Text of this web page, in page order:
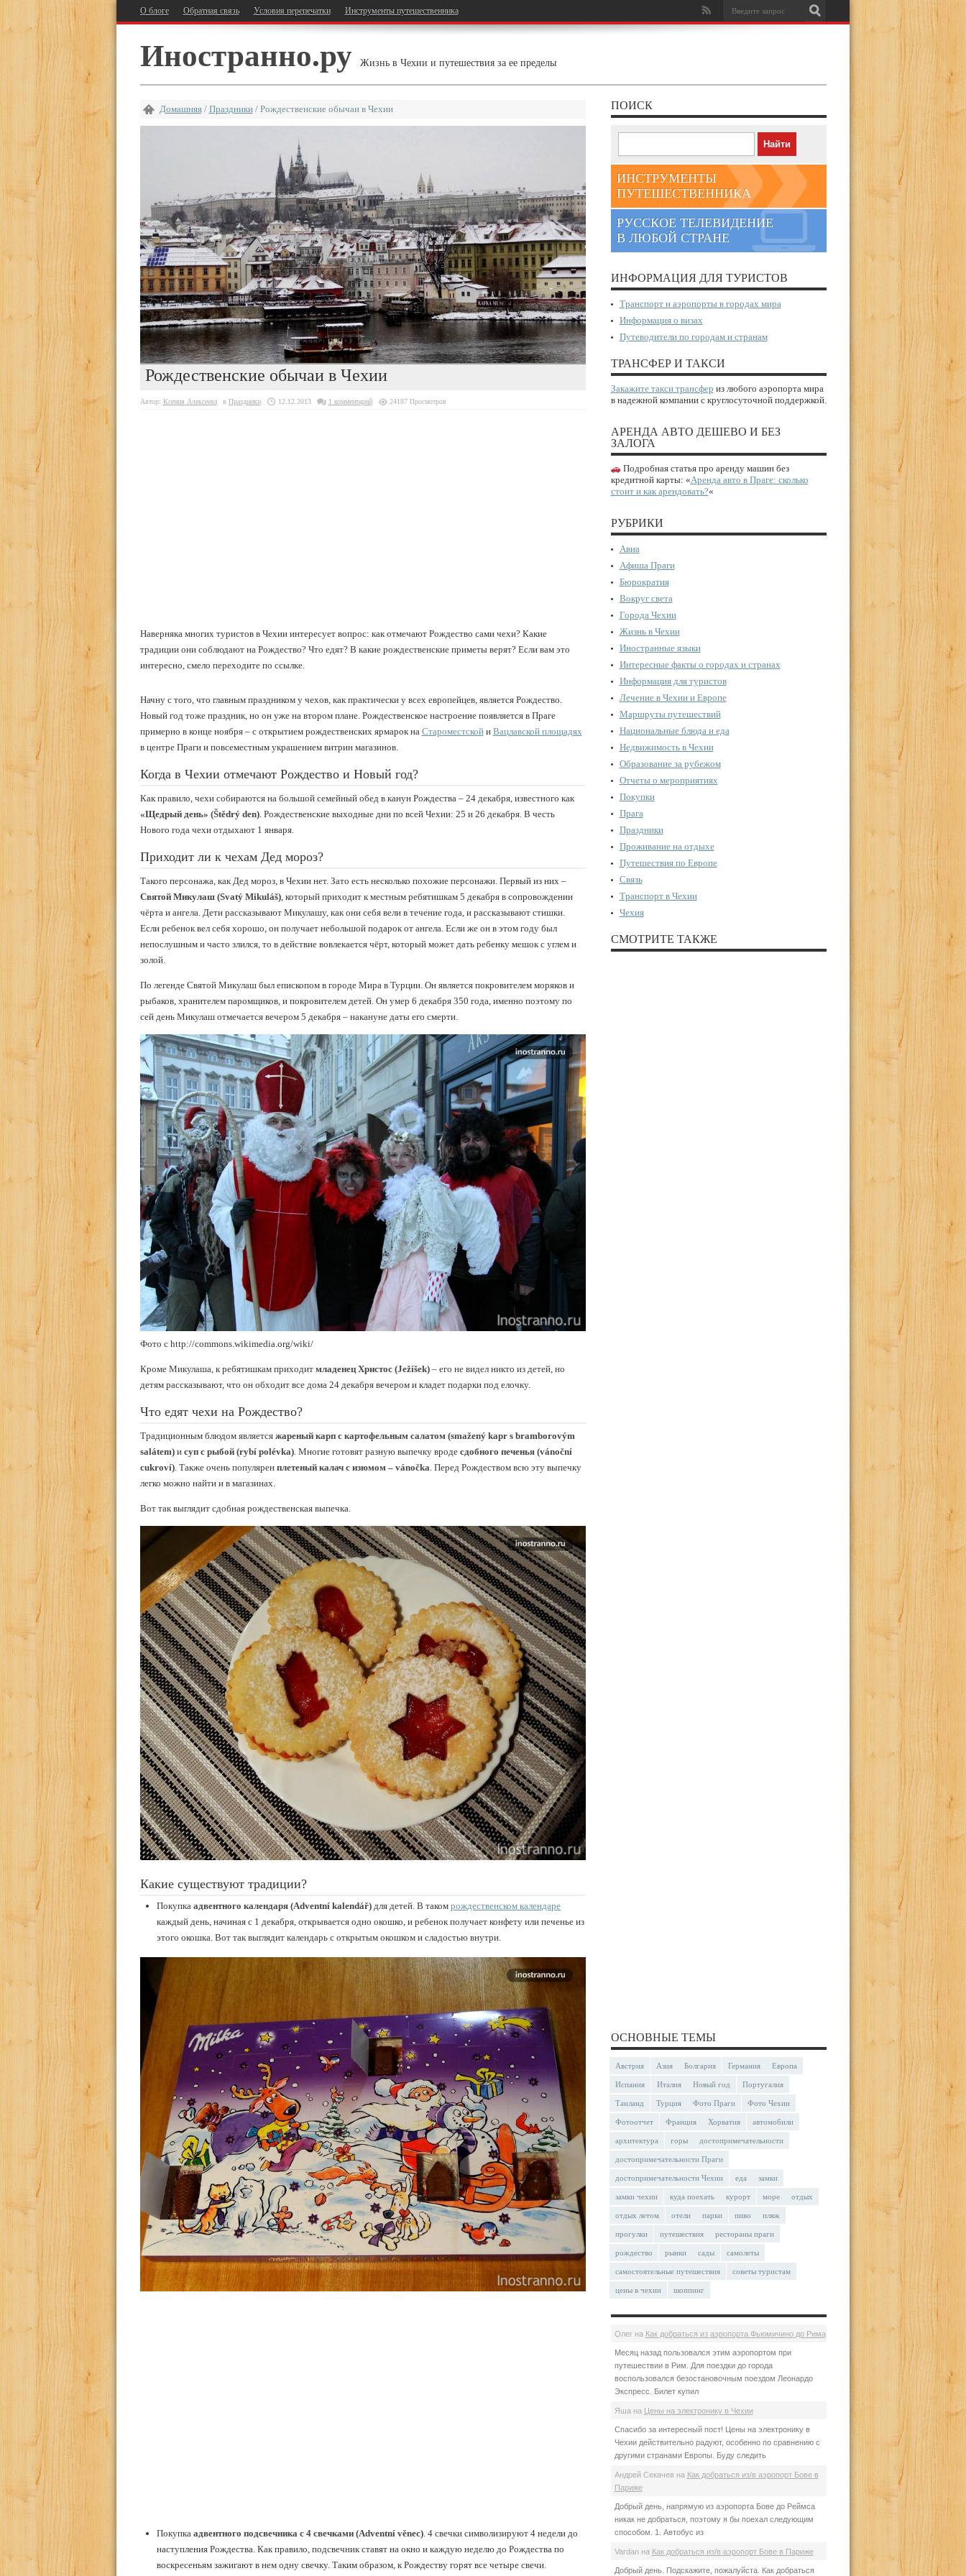
О блоге Обратная связь Условия перепечатки Инструменты путешественника
Иностранно.ру Жизнь в Чехии и путешествия за ее пределы
Домашняя/ Праздники/ Рождественские обычаи в Чехии
Рождественские обычаи в Чехии
Автор: Ксения Алексеева в Праздники 12.12.2013 1 комментарий 24187 Просмотров
Наверняка многих туристов в Чехии интересует вопрос: как отмечают Рождество сами чехи? Какие
традиции они соблюдают на Рождество? Что едят? В какие рождественские приметы верят? Если вам это
интересно, смело переходите по ссылке.
Начну с того, что главным праздником у чехов, как практически у всех европейцев, является Рождество.
Новый год тоже праздник, но он уже на втором плане. Рождественское настроение появляется в Праге
примерно в конце ноября – с открытием рождественских ярмарок на Староместскойи Вацлавской площадях
в центре Праги и повсеместным украшением витрин магазинов.
Когда в Чехии отмечают Рождество и Новый год?
Как правило, чехи собираются на большой семейный обед в канун Рождества – 24 декабря, известного как
«Щедрый день» (Štědrý den). Рождественские выходные дни по всей Чехии: 25 и 26 декабря. В честь
Нового года чехи отдыхают 1 января.
Приходит ли к чехам Дед мороз?
Такого персонажа, как Дед мороз, в Чехии нет. Зато есть несколько похожие персонажи. Первый из них –
Святой Микулаш (Svatý Mikuláš), который приходит к местным ребятишкам 5 декабря в сопровождении
чёрта и ангела. Дети рассказывают Микулашу, как они себя вели в течение года, и рассказывают стишки.
Если ребенок вел себя хорошо, он получает небольшой подарок от ангела. Если же он в этом году был
непослушным и часто злился, то в действие вовлекается чёрт, который может дать ребенку мешок с углем и
золой.
По легенде Святой Микулаш был епископом в городе Мира в Турции. Он является покровителем моряков и
рыбаков, хранителем паромщиков, и покровителем детей. Он умер 6 декабря 350 года, именно поэтому по
сей день Микулаш отмечается вечером 5 декабря – накануне даты его смерти.
Фото с http://commons.wikimedia.org/wiki/
Кроме Микулаша, к ребятишкам приходит младенец Христос (Ježíšek)– его не видел никто из детей, но
детям рассказывают, что он обходит все дома 24 декабря вечером и кладет подарки под елочку.
Что едят чехи на Рождество?
Традиционным блюдом является жареный карп с картофельным салатом (smažený kapr s bramborovým
salátem)и суп с рыбой (rybí polévka). Многие готовят разную выпечку вроде сдобного печенья (vánoční
cukroví). Также очень популярен плетеный калач с изюмом – vánočkа . Перед Рождеством всю эту выпечку
легко можно найти и в магазинах.
Вот так выглядит сдобная рождественская выпечка.
Какие существуют традиции?
Покупкаадвентного календаря (Adventní kalendář) для детей. В такомрождественском календаре
каждый день, начиная с 1 декабря, открывается одно окошко, и ребенок получает конфету или печенье из
этого окошка. Вот так выглядит календарь с открытым окошком и сладостью внутри.
Покупкаадвентного подсвечника с 4 свечками (Adventní věnec). 4 свечки символизируют 4 недели до
наступления Рождества. Как правило, подсвечник ставят на окно и каждую неделю до Рождества по
воскресеньям зажигают в нем одну свечку. Таким образом, к Рождеству горят все четыре свечи.
ПОИСК
ИНСТРУМЕНТЫ
ПУТЕШЕСТВЕННИКА
РУССКОЕ ТЕЛЕВИДЕНИЕ
В ЛЮБОЙ СТРАНЕ
ИНФОРМАЦИЯ ДЛЯ ТУРИСТОВ
Транспорт и аэропорты в городах мира
Информация о визах
Путеводители по городам и странам
ТРАНСФЕР И ТАКСИ
Закажите такси трансфер из любого аэропорта мира
в надежной компании с круглосуточной поддержкой.
АРЕНДА АВТО ДЕШЕВО И БЕЗ
ЗАЛОГА
Подробная статья про аренду машин без
кредитной карты: «Аренда авто в Праге: сколько
стоит и как арендовать?«
РУБРИКИ
Авиа
Афиша Праги
Бюрократия
Вокруг света
Города Чехии
Жизнь в Чехии
Иностранные языки
Интересные факты о городах и странах
Информация для туристов
Лечение в Чехии и Европе
Маршруты путешествий
Национальные блюда и еда
Недвижимость в Чехии
Образование за рубежом
Отчеты о мероприятиях
Покупки
Прага
Праздники
Проживание на отдыхе
Путешествия по Европе
Связь
Транспорт в Чехии
Чехия
СМОТРИТЕ ТАКЖЕ
ОСНОВНЫЕ ТЕМЫ
Австрия Азия Болгария Германия Европа
Испания Италия Новый год Португалия
Таиланд Турция Фото Праги Фото Чехии
Фотоотчет Франция Хорватия автомобили
архитектура горы достопримечательности
достопримечательности Праги
достопримечательности Чехии еда замки
замки чехии куда поехать курорт море отдых
отдых летом отели парки пиво пляж
прогулки путешествия рестораны праги
рождество рынки сады самолеты
самостоятельные путешествия советы туристам
цены в чехии шоппинг
Олегна Как добраться из аэропорта Фьюмичино до Рима
Месяц назад пользовался этим аэропортом при
путешествии в Рим. Для поездки до города
воспользовался безостановочным поездом Леонардо
Экспресс. Билет купил
Яша на Цены на электронику в Чехии
Спасибо за интересный пост! Цены на электронику в
Чехии действительно радуют, особенно по сравнению с
другими странами Европы. Буду следить
Андрей Секачев на Как добраться из/в аэропорт Бове в
Париже
Добрый день, напрямую из аэропорта Бове до Реймса
никак не добраться, поэтому я бы поехал следующим
способом. 1. Автобус из
Vardanна Как добраться из/в аэропорт Бове в Париже
Добрый день. Подскажите, пожалуйста. Как добраться